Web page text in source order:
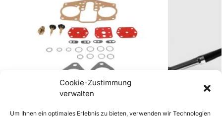
Cookie-Zustimmung
verwalten
Um Ihnen ein optimales Erlebnis zu bieten, verwenden wir Technologien